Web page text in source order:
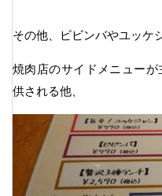
その他、ビビンバやユッケ
焼肉店のサイドメニュー
供される他、